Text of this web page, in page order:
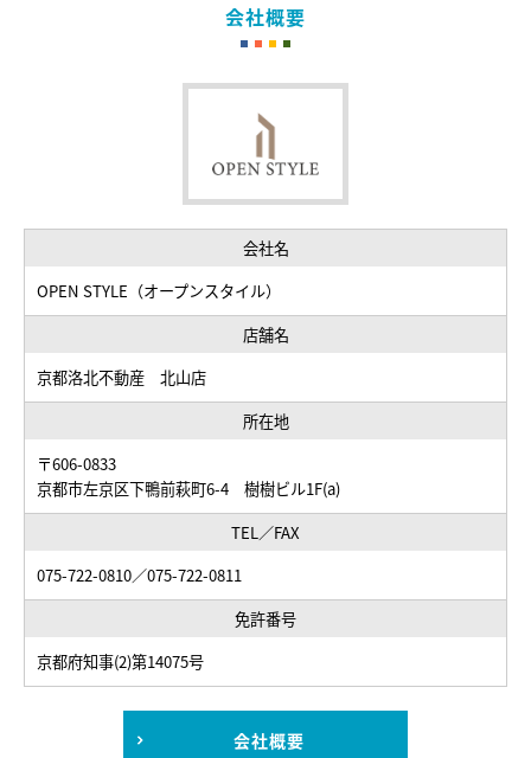
会社概要
会社名
OPEN STYLE（オープンスタイル）
店舗名
京都洛北不動産 北山店
所在地
〒606-0833
京都市左京区下鴨前萩町6-4 樹樹ビル1F(a)
TEL／FAX
075-722-0810／075-722-0811
免許番号
京都府知事(2)第14075号
会社概要